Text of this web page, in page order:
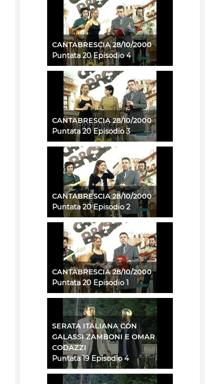
CANTABRESCIA 28/10/2000
Puntata 20 Episodio 4
CANTABRESCIA 28/10/2000
Puntata 20 Episodio 3
CANTABRESCIA 28/10/2000
Puntata 20 Episodio 2
CANTABRESCIA 28/10/2000
Puntata 20 Episodio 1
SERATA ITALIANA CON
GALASSI ZAMBONI E OMAR
CODAZZI
Puntata 19 Episodio 4